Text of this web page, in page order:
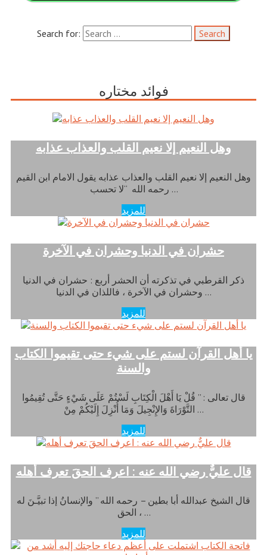
Search for:
فوائد مختاره
وهل النعيم إلا نعيم القلب والعذاب عذابه
وهل النعيم إلا نعيم القلب والعذاب عذابه يقول الامام ابن القيم
رحمه الله “لا تحسب …
للمزيد
حشران في الدنيا وحشران في الآخرة
ذكر القرطبي في تذكرته أن الحشر أربع : حشران في الدنيا
وحشران في الآخرة ، فاللذان في الدنيا …
للمزيد
يا أهل القرآن لستم على شيء حتى تقيموا الكتاب
والسنة
قال تعالى : ” قُلْ يَا أَهْلَ الْكِتَابِ لَسْتُمْ عَلَى شَيْءٍ حَتَّى تُقِيمُوا
التَّوْرَاةَ وَالإِنْجِيلَ وَمَا أُنْزِلَ إِلَيْكُمْ مِنْ …
للمزيد
قال عليٌّ رضي الله عنه : اعرف الحقَ تعرف أهله
قال الشيخ عبدالله أبا بطين – رحمه الله ” والإنسانُ إذا تبيَّـنَ له
الحق ، …
للمزيد